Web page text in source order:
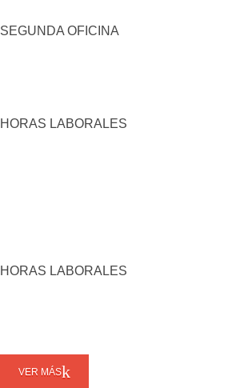
SEGUNDA OFICINA
HORAS LABORALES
HORAS LABORALES
VER MÁS